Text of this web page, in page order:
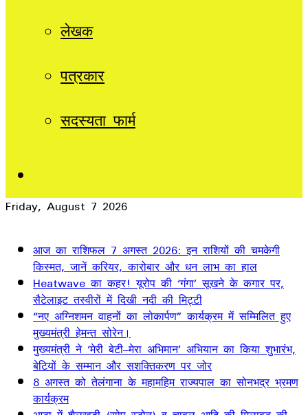
लेखक
पत्रकार
सदस्यता फार्म
Friday, August 7 2026
आज का राशिफल 7 अगस्त 2026: इन राशियों की चमकेगी
किस्मत, जानें करियर, कारोबार और धन लाभ का हाल
Heatwave का कहर! यूरोप की ‘गंगा’ सूखने के कगार पर,
सैटेलाइट तस्वीरों में दिखी नदी की मिट्टी
“नए अग्निशमन वाहनों का लोकार्पण” कार्यक्रम में सम्मिलित हुए
मुख्यमंत्री हेमन्त सोरेन।
मुख्यमंत्री ने ‘मेरी बेटी–मेरा अभिमान’ अभियान का किया शुभारंभ,
बेटियों के सम्मान और सशक्तिकरण पर जोर
8 अगस्त को तेलंगाना के महामहिम राज्यपाल का सोनभद्र भ्रमण
कार्यक्रम